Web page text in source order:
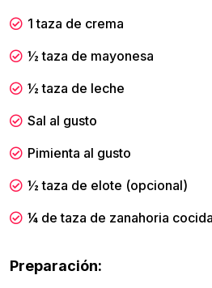
1 taza de crema
½ taza de mayonesa
½ taza de leche
Sal al gusto
Pimienta al gusto
½ taza de elote (opcional)
¼ de taza de zanahoria
Preparación: